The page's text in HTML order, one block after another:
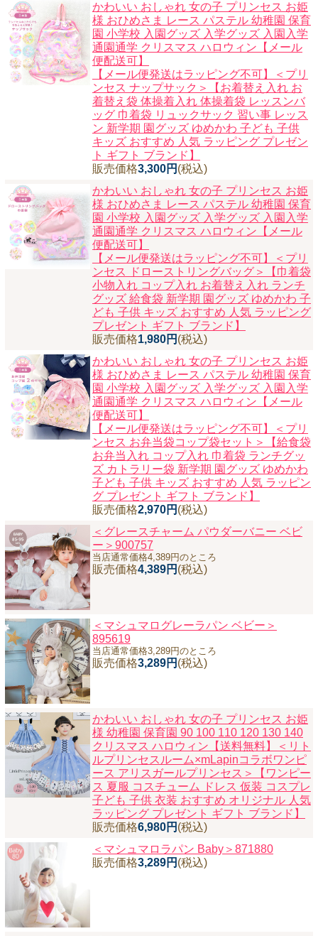
かわいい おしゃれ 女の子 プリンセス お姫
様 おひめさま レース パステル 幼稚園 保育
園 小学校 入園グッズ 入学グッズ 入園入学
通園通学 クリスマス ハロウィン【メール
便配送可】
【メール便発送はラッピング不可】＜プリ
ンセス ナップサック＞【お着替え入れ お
着替え袋 体操着入れ 体操着袋 レッスンバ
ッグ 巾着袋 リュックサック 習い事 レッス
ン 新学期 園グッズ ゆめかわ 子ども 子供
キッズ おすすめ 人気 ラッピング プレゼン
ト ギフト ブランド】
販売価格3,300円 (税込)
かわいい おしゃれ 女の子 プリンセス お姫
様 おひめさま レース パステル 幼稚園 保育
園 小学校 入園グッズ 入学グッズ 入園入学
通園通学 クリスマス ハロウィン【メール
便配送可】
【メール便発送はラッピング不可】＜プリ
ンセス ドローストリングバッグ＞【巾着袋
小物入れ コップ入れ お着替え入れ ランチ
グッズ 給食袋 新学期 園グッズ ゆめかわ 子
ども 子供 キッズ おすすめ 人気 ラッピング
プレゼント ギフト ブランド】
販売価格1,980円 (税込)
かわいい おしゃれ 女の子 プリンセス お姫
様 おひめさま レース パステル 幼稚園 保育
園 小学校 入園グッズ 入学グッズ 入園入学
通園通学 クリスマス ハロウィン【メール
便配送可】
【メール便発送はラッピング不可】＜プリ
ンセス お弁当袋コップ袋セット＞【給食袋
お弁当入れ コップ入れ 巾着袋 ランチグッ
ズ カトラリー袋 新学期 園グッズ ゆめかわ
子ども 子供 キッズ おすすめ 人気 ラッピン
グ プレゼント ギフト ブランド】
販売価格2,970円 (税込)
＜グレースチャーム パウダーバニー ベビ
ー＞900757
当店通常価格4,389円のところ
販売価格4,389円 (税込)
＜マシュマログレーラパン ベビー＞
895619
当店通常価格3,289円のところ
販売価格3,289円 (税込)
かわいい おしゃれ 女の子 プリンセス お姫
様 幼稚園 保育園 90 100 110 120 130 140
クリスマス ハロウィン【送料無料】
＜リト
ルプリンセスルーム×mLapinコラボワンピ
ース アリスガールプリンセス＞【ワンピー
ス 夏服 コスチューム ドレス 仮装 コスプレ
子ども 子供 衣装 おすすめ オリジナル 人気
ラッピング プレゼント ギフト ブランド】
販売価格6,980円 (税込)
＜マシュマロラパン Baby＞871880
販売価格3,289円 (税込)